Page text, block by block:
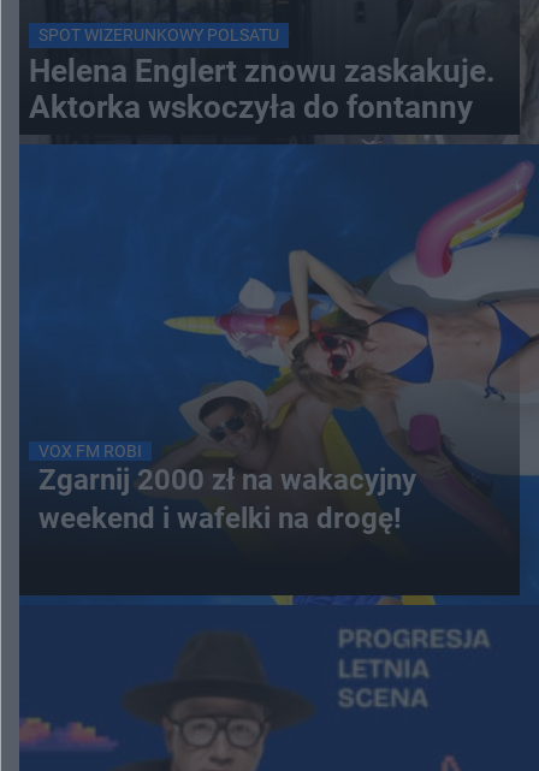
SPOT WIZERUNKOWY POLSATU
Helena Englert znowu zaskakuje.
Aktorka wskoczyła do fontanny
VOX FM ROBI
Zgarnij 2000 zł na wakacyjny
weekend i wafelki na drogę!